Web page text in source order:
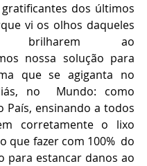
dos últimos
vi os olhos daqueles
brilharem ao
nossa solução para
que se agiganta no
no  Mundo: como
País, ensinando a todos
corretamente o lixo
que fazer com 100%  do
para estancar danos ao